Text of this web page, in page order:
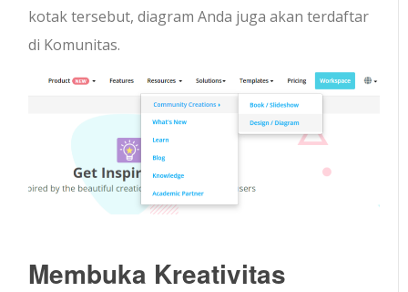
kotak tersebut, diagram Anda juga akan terdaftar
di Komunitas.
Membuka Kreativitas